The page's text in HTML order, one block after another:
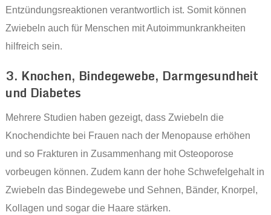
Entzündungsreaktionen verantwortlich ist. Somit können
Zwiebeln auch für Menschen mit Autoimmunkrankheiten
hilfreich sein.
3. Knochen, Bindegewebe, Darmgesundheit
und Diabetes
Mehrere Studien haben gezeigt, dass Zwiebeln die
Knochendichte bei Frauen nach der Menopause erhöhen
und so Frakturen in Zusammenhang mit Osteoporose
vorbeugen können. Zudem kann der hohe Schwefelgehalt in
Zwiebeln das Bindegewebe und Sehnen, Bänder, Knorpel,
Kollagen und sogar die Haare stärken.